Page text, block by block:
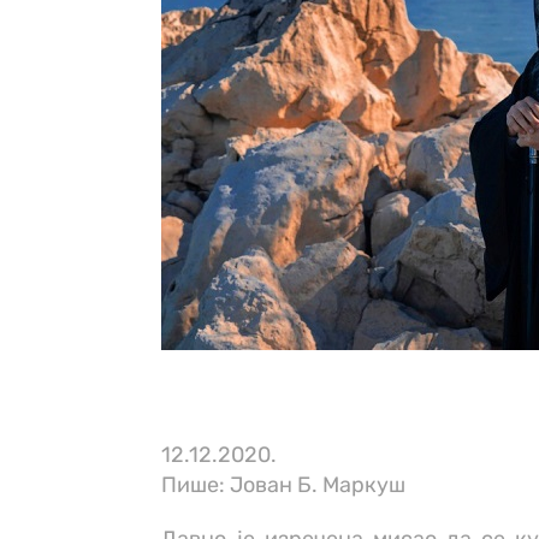
12.12.2020.
Пише: Јован Б. Маркуш